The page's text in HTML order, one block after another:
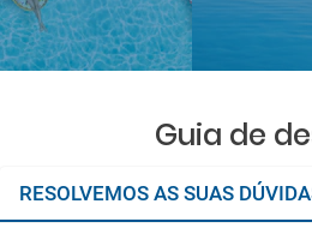
Guia de
RESOLVEMOS AS SUAS